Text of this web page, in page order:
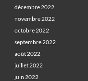
décembre 2022
novembre 2022
octobre 2022
septembre 2022
août 2022
juillet 2022
juin 2022